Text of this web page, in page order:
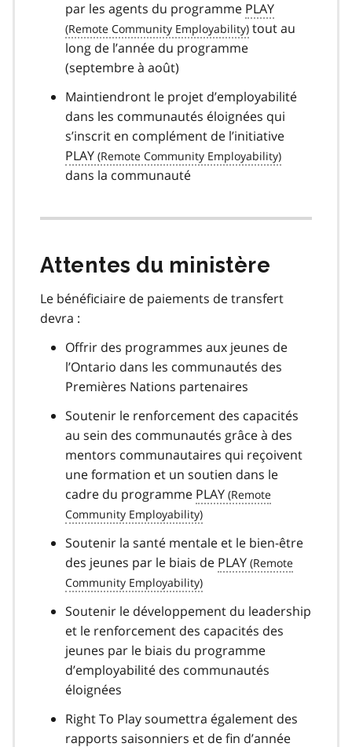
par les agents du programme PLAY
tout au
long de l’année du programme
(septembre à août)
Maintiendront le projet d’employabilité
dans les communautés éloignées qui
s’inscrit en complément de l’initiative
PLAY
dans la communauté
Attentes du ministère
Le bénéficiaire de paiements de transfert
devra :
Offrir des programmes aux jeunes de
l’Ontario dans les communautés des
Premières Nations partenaires
Soutenir le renforcement des capacités
au sein des communautés grâce à des
mentors communautaires qui reçoivent
une formation et un soutien dans le
cadre du programme PLAY
Soutenir la santé mentale et le bien-être
des jeunes par le biais de PLAY
Soutenir le développement du leadership
et le renforcement des capacités des
jeunes par le biais du programme
d’employabilité des communautés
éloignées
Right To Play soumettra également des
rapports saisonniers et de fin d’année